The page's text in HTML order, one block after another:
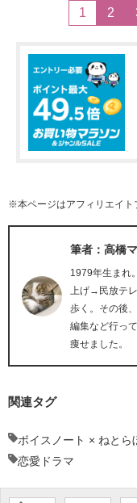
1 2
※本ページはアフィリエイト
筆者：高橋
1979年生まれ
上げ→民放テ
歩く。その後
編集など行っ
痩せました。
関連タグ
ボイスノート × ねとら
恋愛ドラマ